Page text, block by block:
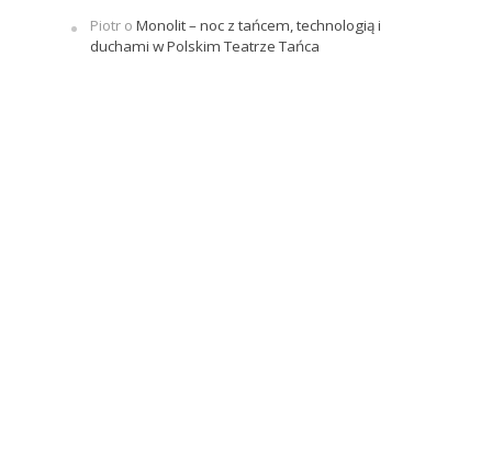
Piotro Monolit – noc z tańcem, technologią i
duchami w Polskim Teatrze Tańca